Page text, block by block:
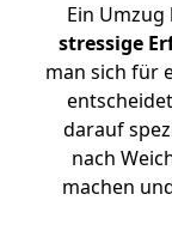
Ein
stressige
man sich für
darauf
nach
machen